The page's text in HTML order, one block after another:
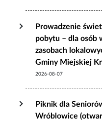
Prowadzenie
pobytu – dla osób
zasobach
Gminy Miejskiej
2026-08-07
Piknik dla
Wróblowice